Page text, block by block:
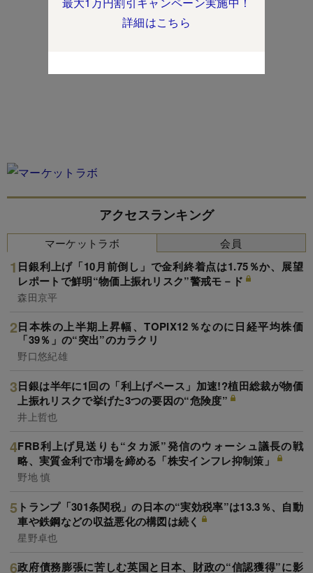
詳細はこちら
アクセスランキング
マーケットラボ
日銀利上げ「10月前倒し」で金利終着点は1.75％か、展望
レポートで鮮明“物価上振れリスク”警戒モ－ド
森田京平
日本株の上半期上昇幅、TOPIX12％なのに日経平均株価
「39％」の“突出”のカラクリ
野口悠紀雄
日銀は半年に1回の「利上げペース」加速!?植田総裁が物価
上振れリスクで挙げた3つの要因の“危険度”
井上哲也
FRB利上げ見送りも“タカ派”発信のウォーシュ議長の戦
略、実質金利で市場を締める「株安インフレ抑制策」
野地 慎
トランプ「301条関税」の日本の“実効税率”は13.3％、自動
車や鉄鋼などの収益悪化の構図は続く
星野卓也
政府債務膨張に苦しむ英国と日本、財政の“信認獲得”に影
会員